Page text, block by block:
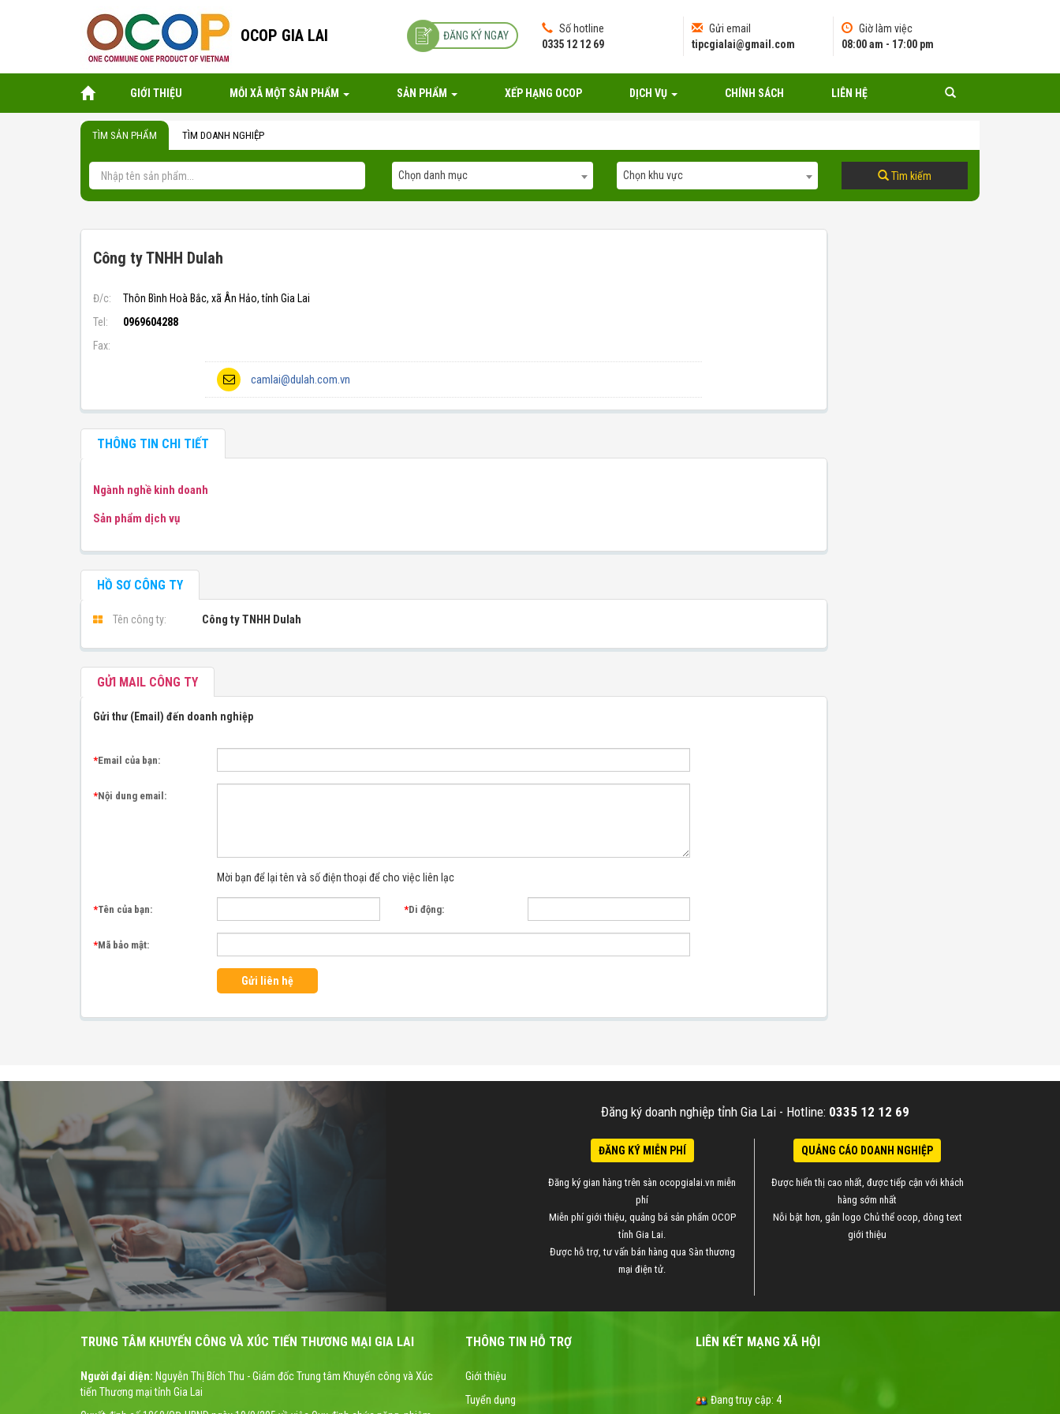
OCOP GIA LAI ĐĂNG KÝ NGAY
Số hotline
0335 12 12 69
Gửi email
tipcgialai@gmail.com
Giờ làm việc
08:00 am - 17:00 pm
GIỚI THIỆU MỖI XÃ MỘT SẢN PHẨM SẢN PHẨM XẾP HẠNG OCOP DỊCH VỤ CHÍNH SÁCH LIÊN HỆ
TÌM SẢN PHẨM TÌM DOANH NGHIỆP
Chọn danh mục Chọn khu vực Tìm kiếm
Công ty TNHH Dulah
Đ/c:
Thôn Bình Hoà Bắc, xã Ân Hảo, tỉnh Gia Lai
Tel:
0969604288
Fax:
camlai@dulah.com.vn
THÔNG TIN CHI TIẾT
Ngành nghề kinh doanh
Sản phẩm dịch vụ
HỒ SƠ CÔNG TY
Tên công ty: Công ty TNHH Dulah
GỬI MAIL CÔNG TY
Gửi thư (Email) đến doanh nghiệp
*Email của bạn:
*Nội dung email:
Mời bạn để lại tên và số điện thoại để cho việc liên lạc
*Tên của bạn: *Di động:
*Mã bảo mật:
Gửi liên hệ
Đăng ký doanh nghiệp tỉnh Gia Lai - Hotline: 0335 12 12 69
ĐĂNG KÝ MIỄN PHÍ
Đăng ký gian hàng trên sàn ocopgialai.vn miễn
phí
Miễn phí giới thiệu, quảng bá sản phẩm OCOP
tỉnh Gia Lai.
Được hỗ trợ, tư vấn bán hàng qua Sàn thương
mại điện tử.
QUẢNG CÁO DOANH NGHIỆP
Được hiển thị cao nhất, được tiếp cận với khách
hàng sớm nhất
Nỗi bật hơn, gắn logo Chủ thể ocop, dòng text
giới thiệu
TRUNG TÂM KHUYẾN CÔNG VÀ XÚC TIẾN THƯƠNG MẠI GIA LAI
Người đại diện: Nguyễn Thị Bích Thu - Giám đốc Trung tâm Khuyến công và Xúc
tiến Thương mại tỉnh Gia Lai
THÔNG TIN HỖ TRỢ
Giới thiệu
Tuyển dụng
LIÊN KẾT MẠNG XÃ HỘI
Đang truy cập: 4